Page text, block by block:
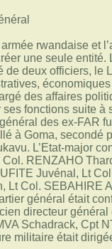
rwandaise et
une seule
de deux officiers, le
des affaires
ses fonctions suite
des ex-FAR
à Goma, secondé
L’Etat-major
RENZAHO
Juvénal, Lt
Lt Col. SEBAHIRE
général était
directeur
Schadrack, Cpt
militaire était